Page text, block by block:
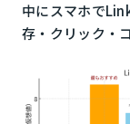
中にスマホで
存・クリック・